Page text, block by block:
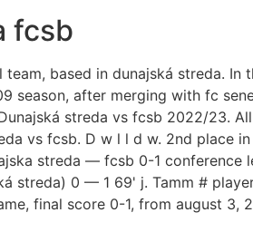
fcsb
based in dunajská streda.
season, after merging with fc
streda vs fcsb 2022/23.
vs fcsb. D w l l d w. 2nd place
streda — fcsb 0-1
streda) 0 — 1 69' j. Tamm #
final score 0-1, from august 3,